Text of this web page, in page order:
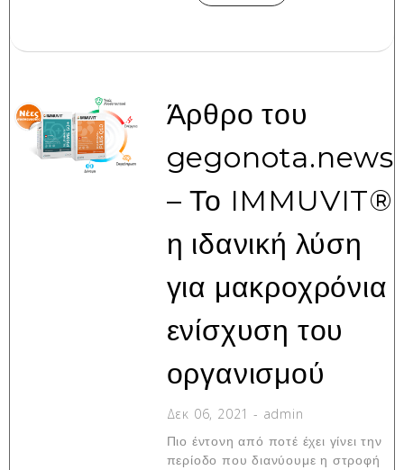
Άρθρο του
gegonota.news
– Το IMMUVIT®
η ιδανική λύση
για μακροχρόνια
ενίσχυση του
οργανισμού
Δεκ 06, 2021 - admin
Πιο έντονη από ποτέ έχει γίνει την
περίοδο που διανύουμε η στροφή